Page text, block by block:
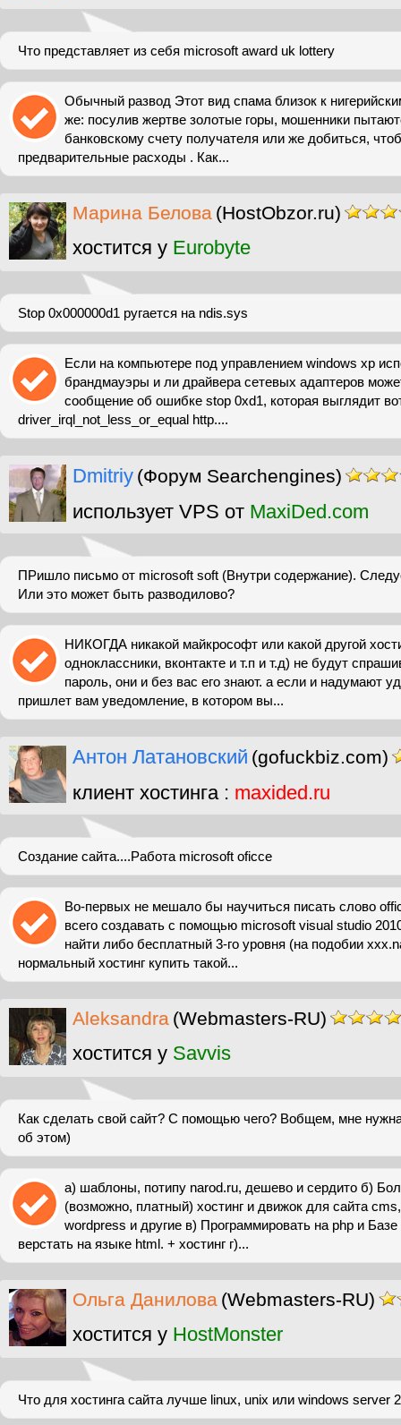
Что представляет из себя microsoft award uk lottery
Обычный развод Этот вид спама близок к
же: посулив жертве золотые горы, мошенники
банковскому счету получателя или же добиться,
предварительные расходы . Как...
Марина Белова (HostObzor.ru)
хостится у Eurobyte
Stop 0x000000d1 ругается на ndis.sys
Если на компьютере под управлением windows xp
брандмауэры и ли драйвера сетевых адаптеров
сообщение об ошибке stop 0xd1, которая выглядит
driver_irql_not_less_or_equal http....
Dmitriy (Форум Searchengines)
использует VPS от MaxiDed.com
ПРишло письмо от microsoft soft (Внутри содержание).
Или это может быть разводилово?
НИКОГДА никакой майкрософт или какой другой
одноклассники, вконтакте и т.п и т.д) не будут
пароль, они и без вас его знают. a если и надумают
пришлет вам уведомление, в котором вы...
Антон Латановский (gofuckbiz.com)
клиент хостинга : maxided.ru
Создание сайта....Работа microsoft oficce
Во-первых не мешало бы научиться писать слово
всего создавать с помощью microsoft visual studio
найти либо бесплатный 3-го уровня (на подобии
нормальный хостинг купить такой...
Aleksandra (Webmasters-RU)
хостится у Savvis
Как сделать свой сайт? С помощью чего? Вобщем, мне
об этом)
а) шаблоны, потипу narod.ru, дешево и сердито б)
(возможно, платный) хостинг и движок для сайта
wordpress и другие в) Программировать на php и
верстать на языке html. + хостинг г)...
Ольга Данилова (Webmasters-RU)
хостится у HostMonster
Что для хостинга сайта лучше linux, unix или windows server